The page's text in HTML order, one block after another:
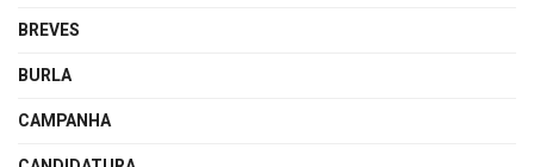
BREVES
BURLA
CAMPANHA